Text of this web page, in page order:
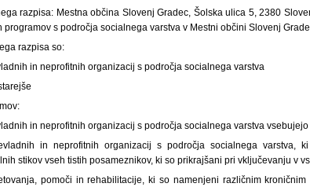
razpisa: Mestna občina Slovenj Gradec, Šolska ulica 5, 2380
programov s področja socialnega varstva v Mestni občini Slovenj
razpisa so:
in neprofitnih organizacij s področja socialnega varstva
in neprofitnih organizacij s področja socialnega varstva vsebujejo
in neprofitnih organizacij s področja socialnega varstva,
stikov vseh tistih posameznikov, ki so prikrajšani pri vključevanju v
pomoči in rehabilitacije, ki so namenjeni različnim